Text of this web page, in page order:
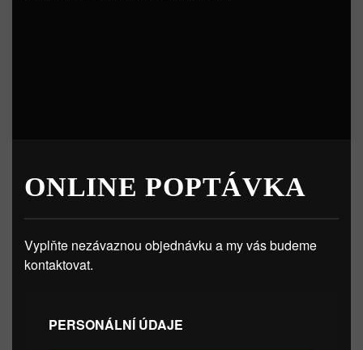
ONLINE POPTÁVKA
Vyplňte nezávaznou objednávku a my vás budeme
kontaktovat.
PERSONÁLNÍ ÚDAJE